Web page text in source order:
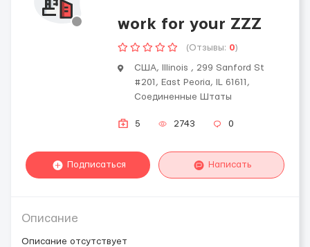
work for your ZZZ
(Отзывы: 0)
США, Illinois , 299 Sanford St
#201, East Peoria, IL 61611,
Соединенные Штаты
5 2743 0
Подписаться Написать
Описание
Описание отсутствует